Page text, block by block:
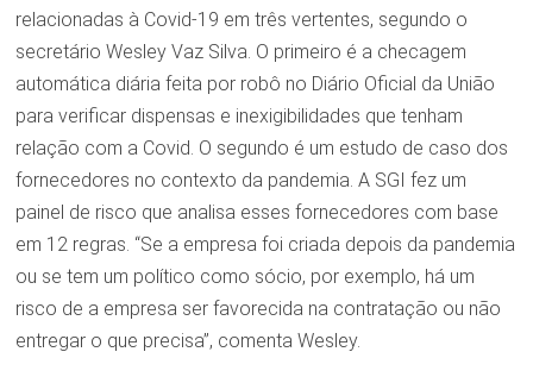
relacionadas à Covid-19 em três vertentes, segundo o
secretário Wesley Vaz Silva. O primeiro é a checagem
automática diária feita por robô no Diário Oficial da União
para verificar dispensas e inexigibilidades que tenham
relação com a Covid. O segundo é um estudo de caso dos
fornecedores no contexto da pandemia. A SGI fez um
painel de risco que analisa esses fornecedores com base
em 12 regras. “Se a empresa foi criada depois da pandemia
ou se tem um político como sócio, por exemplo, há um
risco de a empresa ser favorecida na contratação ou não
entregar o que precisa”, comenta Wesley.